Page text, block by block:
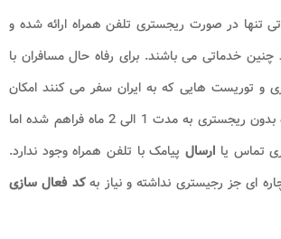
تنها در صورت ریجستری تلفن همراه ارائه شده و
خدماتی می باشند. برای رفاه حال مسافران با
و توریست هایی که به ایران سفر می کنند امکان
استفاده از تلفن همراه بدون ریجستری به مدت 1 الی 2 ماه فراهم شده اما
تماس یا ارسال پیامک با تلفن همراه وجود ندارد.
چاره ای جز رجیستری نداشته و نیاز بهکد فعال سازی